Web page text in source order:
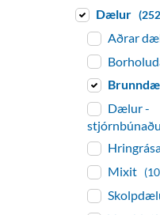
Dælur
Aðrar
Dælur -
Mixit